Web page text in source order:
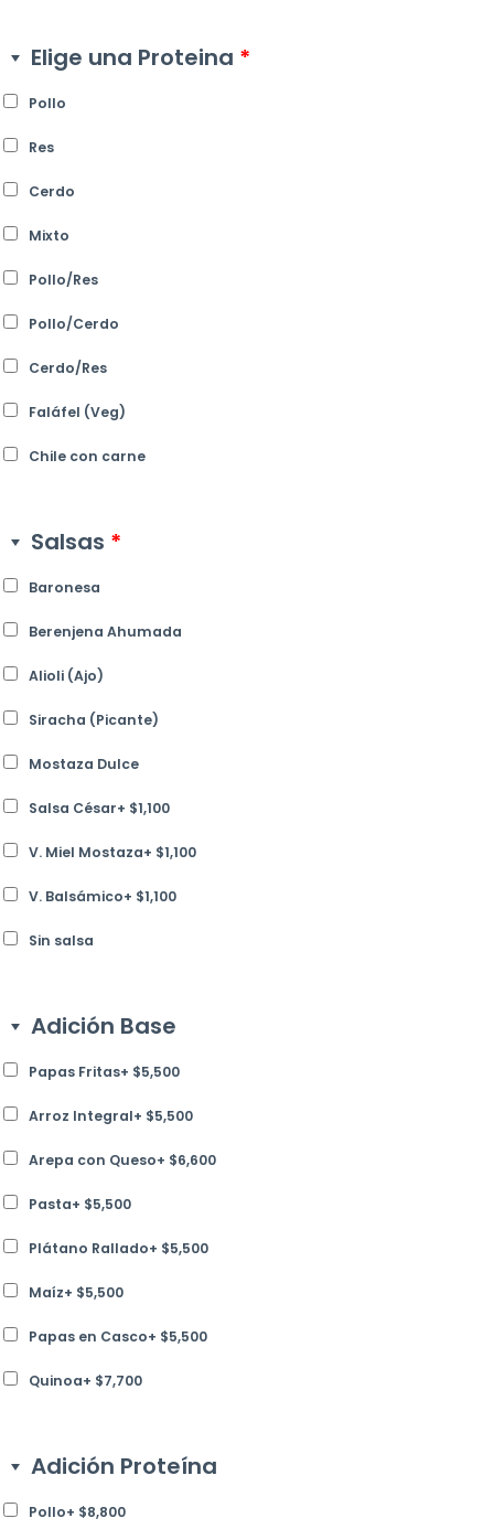
Elige una Proteina *
Pollo
Res
Cerdo
Mixto
Pollo/Res
Pollo/Cerdo
Cerdo/Res
Faláfel (Veg)
Chile con carne
Salsas *
Baronesa
Berenjena Ahumada
Alioli (Ajo)
Siracha (Picante)
Mostaza Dulce
Salsa César+ $1,100
V. Miel Mostaza+ $1,100
V. Balsámico+ $1,100
Sin salsa
Adición Base
Papas Fritas+ $5,500
Arroz Integral+ $5,500
Arepa con Queso+ $6,600
Pasta+ $5,500
Plátano Rallado+ $5,500
Maíz+ $5,500
Papas en Casco+ $5,500
Quinoa+ $7,700
Adición Proteína
Pollo+ $8,800